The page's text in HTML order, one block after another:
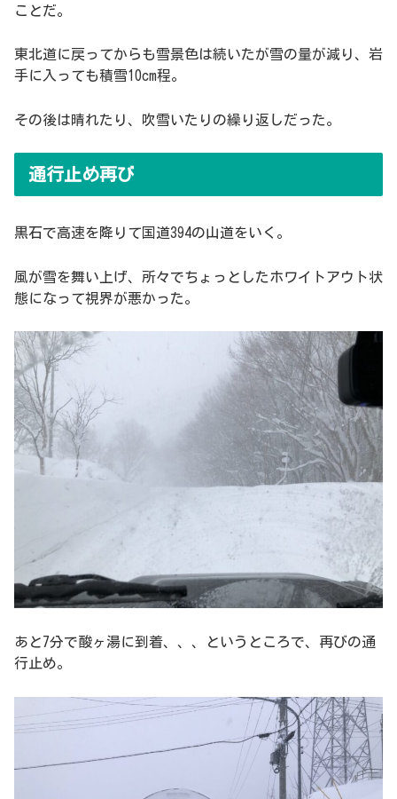
ことだ。
東北道に戻ってからも雪景色は続いたが雪の量が減り、岩
手に入っても積雪10cm程。
その後は晴れたり、吹雪いたりの繰り返しだった。
通行止め再び
黒石で高速を降りて国道394の山道をいく。
風が雪を舞い上げ、所々でちょっとしたホワイトアウト状
態になって視界が悪かった。
あと7分で酸ヶ湯に到着、、、というところで、再びの通
行止め。